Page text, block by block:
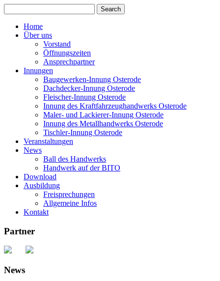
Home
Über uns
Vorstand
Öffnungszeiten
Ansprechpartner
Innungen
Baugewerken-Innung Osterode
Dachdecker-Innung Osterode
Fleischer-Innung Osterode
Innung des Kraftfahrzeughandwerks Osterode
Maler- und Lackierer-Innung Osterode
Innung des Metallhandwerks Osterode
Tischler-Innung Osterode
Veranstaltungen
News
Ball des Handwerks
Handwerk auf der BITO
Download
Ausbildung
Freisprechungen
Allgemeine Infos
Kontakt
Partner
News